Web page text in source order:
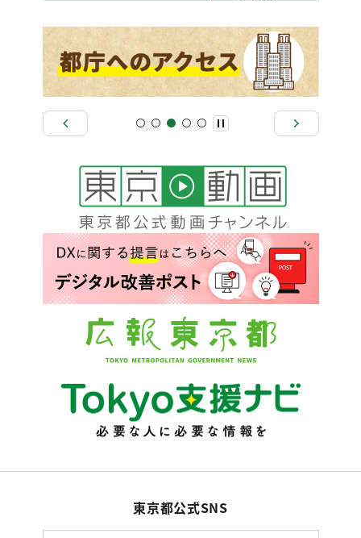
東京都公式SNS